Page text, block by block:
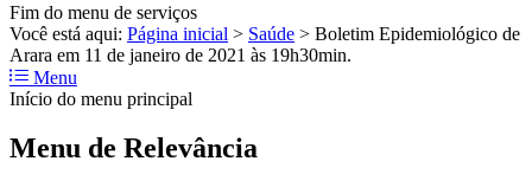
Fim do menu de serviços
Você está aqui: Página inicial > Saúde > Boletim Epidemiológico de
Arara em 11 de janeiro de 2021 às 19h30min.
Menu
Início do menu principal
Menu de Relevância